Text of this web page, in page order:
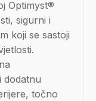
Optimyst®
sigurni i
koji se sastoji
dodatnu
točno